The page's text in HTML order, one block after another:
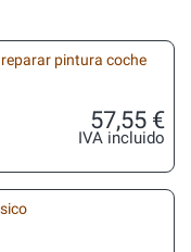
pintura coche
57,55 €
IVA incluido